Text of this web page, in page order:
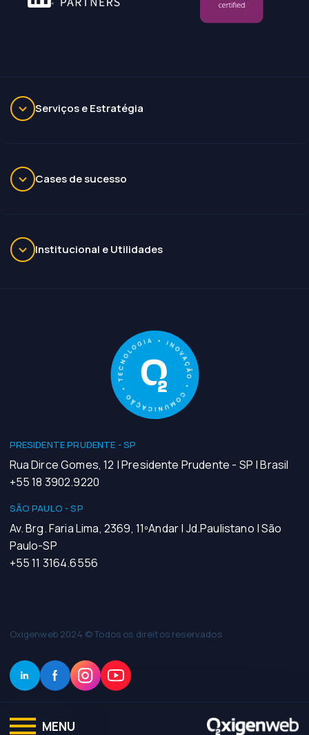
MENU
Serviços e Estratégia
Cases de sucesso
Institucional e Utilidades
PRESIDENTE PRUDENTE - SP
Rua Dirce Gomes, 12 | Presidente Prudente - SP | Brasil
+55 18 3902.9220
SÃO PAULO - SP
Av. Brg. Faria Lima, 2369, 11ºAndar | Jd.Paulistano | São
Paulo-SP
+55 11 3164.6556
Oxigenweb 2024 © Todos os direitos reservados